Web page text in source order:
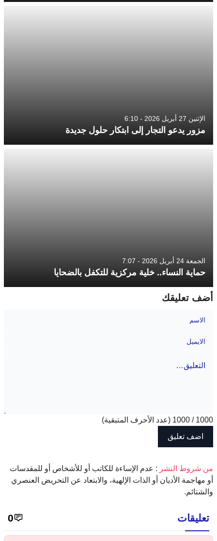
الإثنين 27 أبريل 2026 - 6:10
مزور يدعو التجار إلى ابتكار حلول جديدة
الجمعة 24 أبريل 2026 - 7:07
حماية النساء.. خلية مركزية للتكفل بالضحايا
أضف تعليقك
1000
/
1000 (عدد الأحرف المتبقية)
‫من شروط النشر : عدم الإساءة للكاتب أو للأشخاص أو للمقدسات
أو مهاجمة الأديان أو الذات الإلهية، والابتعاد عن التحريض العنصري
والشتائم.
تعليقات 0